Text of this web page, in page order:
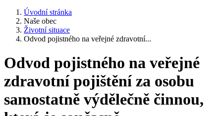
Úvodní stránka
Naše obec
Životní situace
Odvod pojistného na veřejné zdravotní...
Odvod pojistného na veřejné
zdravotní pojištění za osobu
samostatně výdělečně činnou,